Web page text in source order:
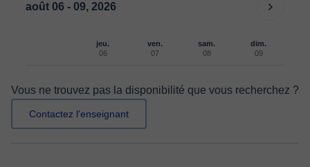
août 06 - 09, 2026
jeu.
06
ven.
07
sam.
08
dim.
09
Vous ne trouvez pas la disponibilité que vous recherchez ?
Contactez l'enseignant